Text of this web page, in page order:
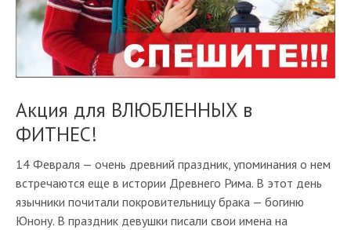
Акция для ВЛЮБЛЕННЫХ в
ФИТНЕС!
14 Февраля — очень древний праздник, упоминания о нем
встречаются еще в истории Древнего Рима. В этот день
язычники почитали покровительницу брака — богиню
Юнону. В праздник девушки писали свои имена на